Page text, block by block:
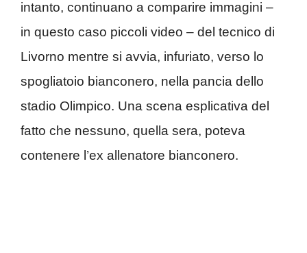
intanto, continuano a comparire immagini –
in questo caso piccoli video – del tecnico di
Livorno mentre si avvia, infuriato, verso lo
spogliatoio bianconero, nella pancia dello
stadio Olimpico. Una scena esplicativa del
fatto che nessuno, quella sera, poteva
contenere l’ex allenatore bianconero.